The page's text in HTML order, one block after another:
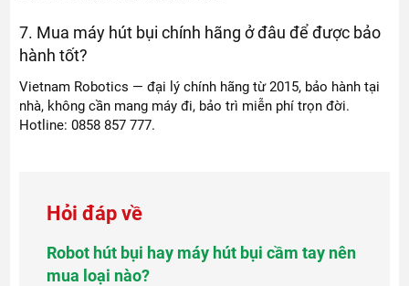
7. Mua máy hút bụi chính hãng ở đâu để được bảo
hành tốt?
Vietnam Robotics — đại lý chính hãng từ 2015, bảo hành tại
nhà, không cần mang máy đi, bảo trì miễn phí trọn đời.
Hotline: 0858 857 777.
Hỏi đáp về
Robot hút bụi hay máy hút bụi cầm tay nên
mua loại nào?